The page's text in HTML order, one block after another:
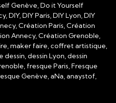
Genève, Do it Yourself
DIY, DIY Paris, DIY Lyon, DIY
Création Paris, Création
Annecy, Création Grenoble,
maker faire, coffret artistique,
dessin Lyon, dessin
fresque Paris, Fresque
Genève, aNa, anaystof,